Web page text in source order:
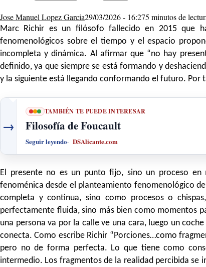
Jose Manuel Lopez Garcia29/03/2026 - 16:275 minutos de
Marc Richir es un filósofo fallecido en 2015 que
fenomenológicos sobre el tiempo y el espacio
incompleta y dinámica. Al afirmar que “no hay
definido, ya que siempre se está formando y
y la siguiente está llegando conformando el futuro. Por
→
TAMBIÉN TE PUEDE INTERESAR
Filosofía de Foucault
Seguir leyendo DSAlicante.com
El presente no es un punto fijo, sino un proceso
fenoménica desde el planteamiento fenomenológico
completa y continua, sino como procesos o
perfectamente fluida, sino más bien como momentos
una persona va por la calle ve una cara, luego un
conecta. Como escribe Richir “Porciones…como
pero no de forma perfecta. Lo que tiene como
intermedio. Los fragmentos de la realidad percibida se